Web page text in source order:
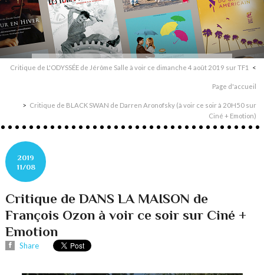
Critique de L'ODYSSÉE de Jérôme Salle à voir ce dimanche 4 août 2019 sur TF1
Page d'accueil
Critique de BLACK SWAN de Darren Aronofsky (à voir ce soir à 20H50 sur
Ciné + Emotion)
2019
11/08
Critique de DANS LA MAISON de
François Ozon à voir ce soir sur Ciné +
Emotion
Share